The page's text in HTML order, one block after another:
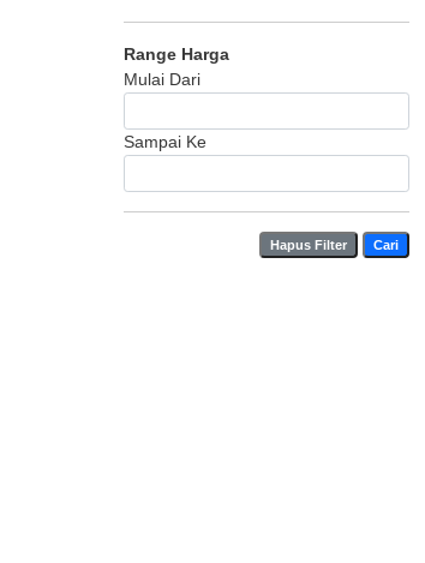
Range Harga
Mulai Dari
Sampai Ke
Cari
Hapus Filter